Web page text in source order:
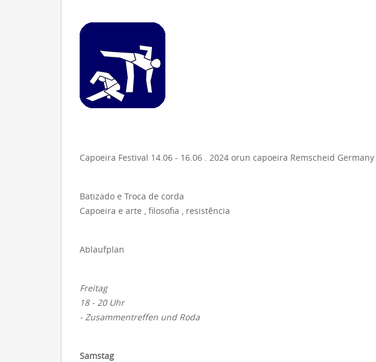
Capoeira Festival 14.06 - 16.06 . 2024 orun capoeira Remscheid Germany
Batizado e Troca de corda
Capoeira e arte , filosofia , resistência
Ablaufplan
Freitag
18 - 20 Uhr
- Zusammentreffen und Roda
Samstag